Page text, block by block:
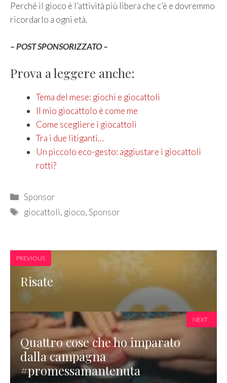
Perché il gioco è l’attività più libera che c’è e dovremmo
ricordarlo a ogni età.
– POST SPONSORIZZATO –
Prova a leggere anche:
Tema del mese: giochi e giocattoli
Il mio giocattolo è come me
Come scegliere i giocattoli
Tra i due litiganti…
Un piccolo eco-gesto: aggiustare i giocattoli
rotti?
Categories
Sponsor
Tags
giocattoli, gioco,Sponsor
PREVIOUS
Risate
Quattro cose che ho imparato
dalla campagna
#promessamantenuta
NEXT